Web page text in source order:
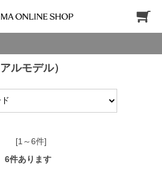
ルモデル）
[1～6件]
6件あります